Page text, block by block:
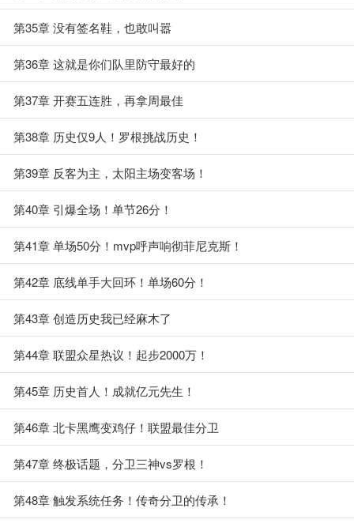
第35章 没有签名鞋，也敢叫嚣
第36章 这就是你们队里防守最好的
第37章 开赛五连胜，再拿周最佳
第38章 历史仅9人！罗根挑战历史！
第39章 反客为主，太阳主场变客场！
第40章 引爆全场！单节26分！
第41章 单场50分！mvp呼声响彻菲尼克斯！
第42章 底线单手大回环！单场60分！
第43章 创造历史我已经麻木了
第44章 联盟众星热议！起步2000万！
第45章 历史首人！成就亿元先生！
第46章 北卡黑鹰变鸡仔！联盟最佳分卫
第47章 终极话题，分卫三神vs罗根！
第48章 触发系统任务！传奇分卫的传承！